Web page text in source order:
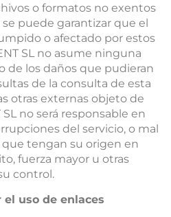
o formatos no exentos
puede garantizar que el
o afectado por estos
SL no asume ninguna
de los daños que pudieran
de la consulta de esta
otras externas objeto de
SL no será responsable en
del servicio, o mal
tengan su origen en
fuerza mayor u otras
control.
uso de enlaces